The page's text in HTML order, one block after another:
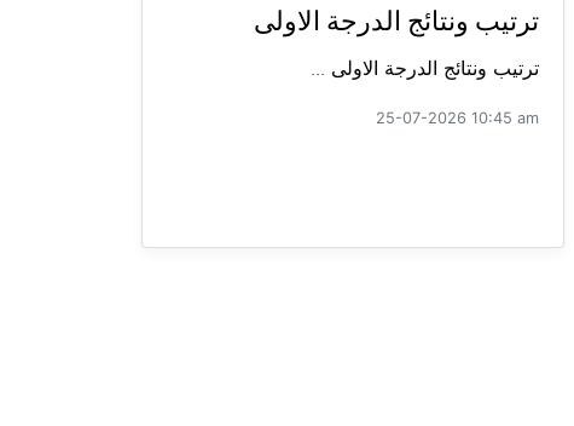
ترتيب ونتائج الدرجة الاولى
ترتيب ونتائج الدرجة الاولى ...
25-07-2026 10:45 am